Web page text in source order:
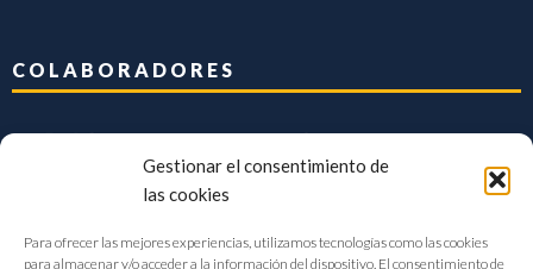
Gestionar el consentimiento de
las cookies
Para ofrecer las mejores experiencias, utilizamos tecnologías como las cookies
para almacenar y/o acceder a la información del dispositivo. El consentimiento de
COLABORADORES